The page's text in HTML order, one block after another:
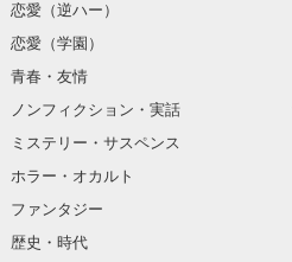
恋愛（逆ハー）
恋愛（学園）
青春・友情
ノンフィクション・実話
ミステリー・サスペンス
ホラー・オカルト
ファンタジー
歴史・時代